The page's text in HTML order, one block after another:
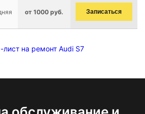
от 1000 руб. Записаться
лист на ремонт Audi S7